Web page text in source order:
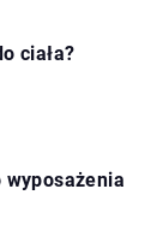
ciała?